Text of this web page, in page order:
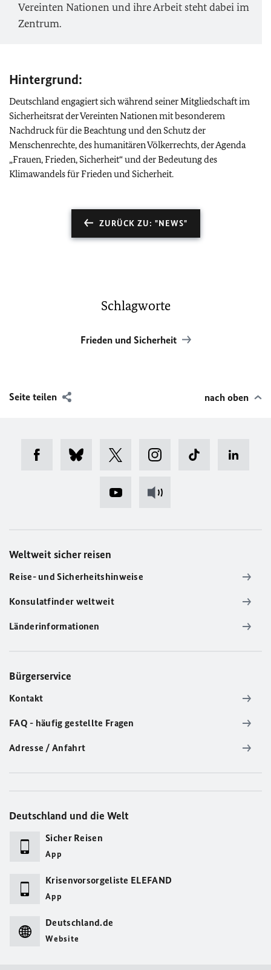
Vereinten Nationen und ihre Arbeit steht dabei im
Zentrum.
Hintergrund:
Deutschland engagiert sich während seiner Mitgliedschaft im
Sicherheitsrat der Vereinten Nationen mit besonderem
Nachdruck für die Beachtung und den Schutz der
Menschenrechte, des humanitären Völkerrechts, der Agenda
„Frauen, Frieden, Sicherheit“ und der Bedeutung des
Klimawandels für Frieden und Sicherheit.
ZURÜCK ZU: "NEWS"
Schlagworte
Frieden und Sicherheit
Seite teilen nach oben
Weltweit sicher reisen
Reise- und Sicherheitshinweise
Konsulatfinder weltweit
Länderinformationen
Bürgerservice
Kontakt
FAQ - häufig gestellte Fragen
Adresse / Anfahrt
Deutschland und die Welt
Sicher Reisen
App
Krisenvorsorgeliste ELEFAND
App
Deutschland.de
Website